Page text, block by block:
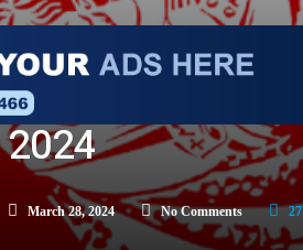
March 28, 2024 No Comments 27